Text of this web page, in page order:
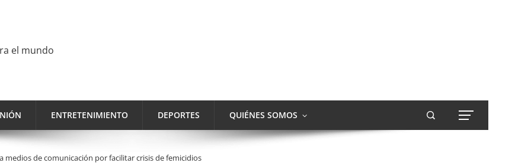
el mundo
ENTRETENIMIENTO DEPORTES QUIÉNES SOMOS
medios de comunicación por facilitar crisis de femicidios